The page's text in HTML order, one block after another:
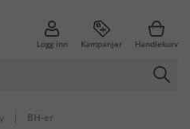
Logg inn Kampanjer Handlekurv
| BH-er